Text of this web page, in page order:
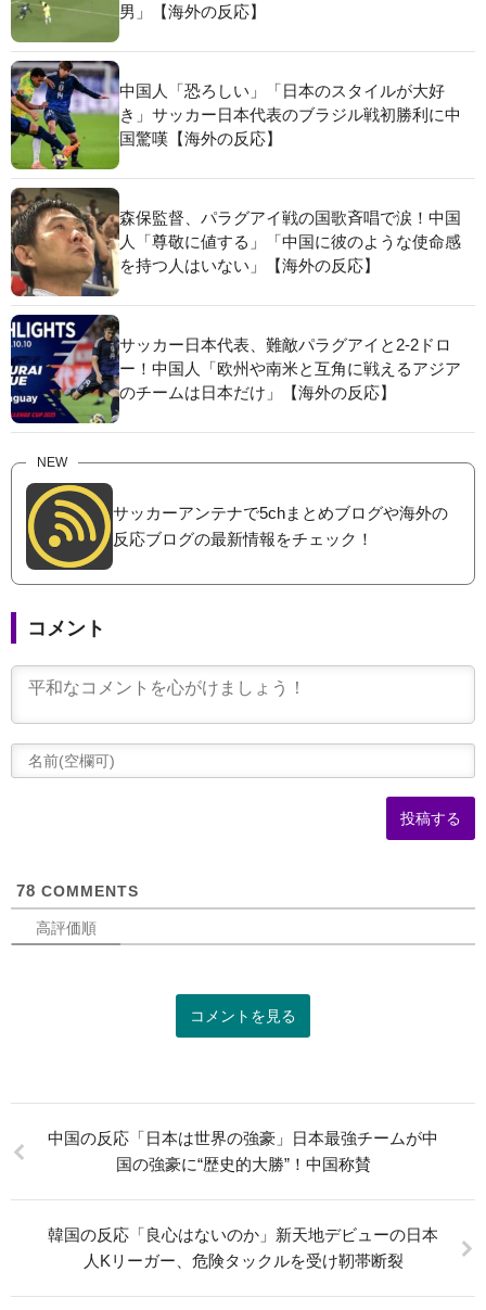
男」【海外の反応】
中国人「恐ろしい」「日本のスタイルが大好
き」サッカー日本代表のブラジル戦初勝利に中
国驚嘆【海外の反応】
森保監督、パラグアイ戦の国歌斉唱で涙！中国
人「尊敬に値する」「中国に彼のような使命感
を持つ人はいない」【海外の反応】
サッカー日本代表、難敵パラグアイと2-2ドロ
ー！中国人「欧州や南米と互角に戦えるアジア
のチームは日本だけ」【海外の反応】
NEW
サッカーアンテナで5chまとめブログや海外の
反応ブログの最新情報をチェック！
コメント
78 COMMENTS
高評価順
コメントを見る
中国の反応「日本は世界の強豪」日本最強チームが中
国の強豪に“歴史的大勝”！中国称賛
韓国の反応「良心はないのか」新天地デビューの日本
人Kリーガー、危険タックルを受け靭帯断裂